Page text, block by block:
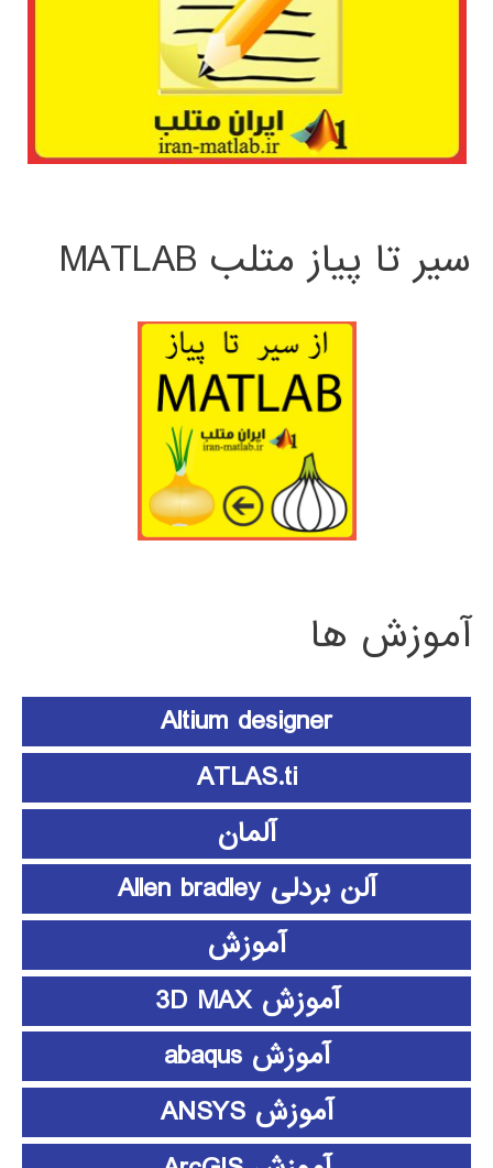
سیر تا پیاز متلب MATLAB
آموزش ها
Altium designer
ATLAS.ti
آلمان
آلن بردلی Allen bradley
آموزش
آموزش 3D MAX
آموزش abaqus
آموزش ANSYS